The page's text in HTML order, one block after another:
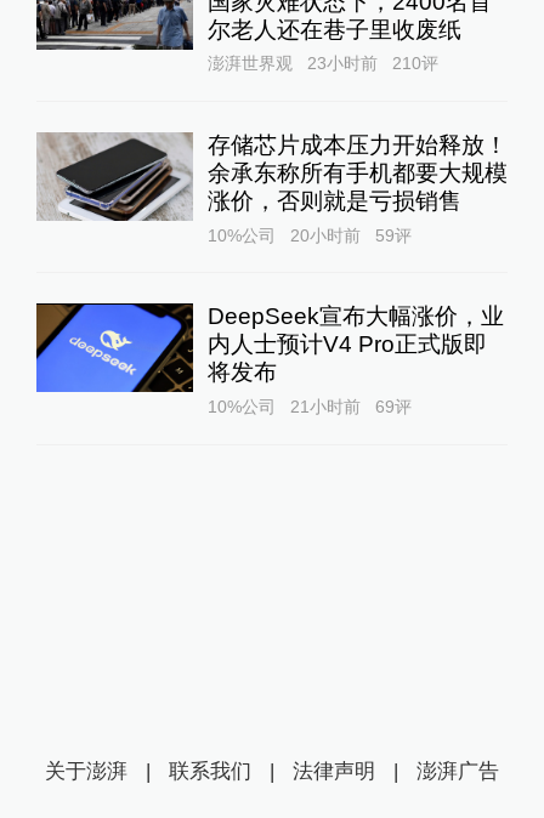
尔老人还在巷子里收废纸
澎湃世界观 23小时前 210评
存储芯片成本压力开始释放！
余承东称所有手机都要大规模
涨价，否则就是亏损销售
10%公司 20小时前 59评
DeepSeek宣布大幅涨价，业
内人士预计V4 Pro正式版即
将发布
10%公司 21小时前 69评
关于澎湃 | 联系我们 | 法律声明 | 澎湃广告